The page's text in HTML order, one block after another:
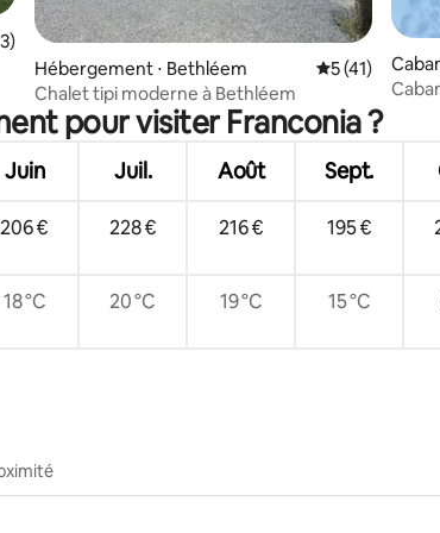
4,88 sur 5
moyenne sur la base de 83 commentaires : 5 sur
Hébergement ⋅ Bethléem Évaluation
5 (41)
Chalet tipi moderne à Bethléem
pour visiter Franconia ?
Juin Juil. Août Sept.
206 € 228 € 216 € 195 €
18 °C 20 °C 19 °C 15 °C